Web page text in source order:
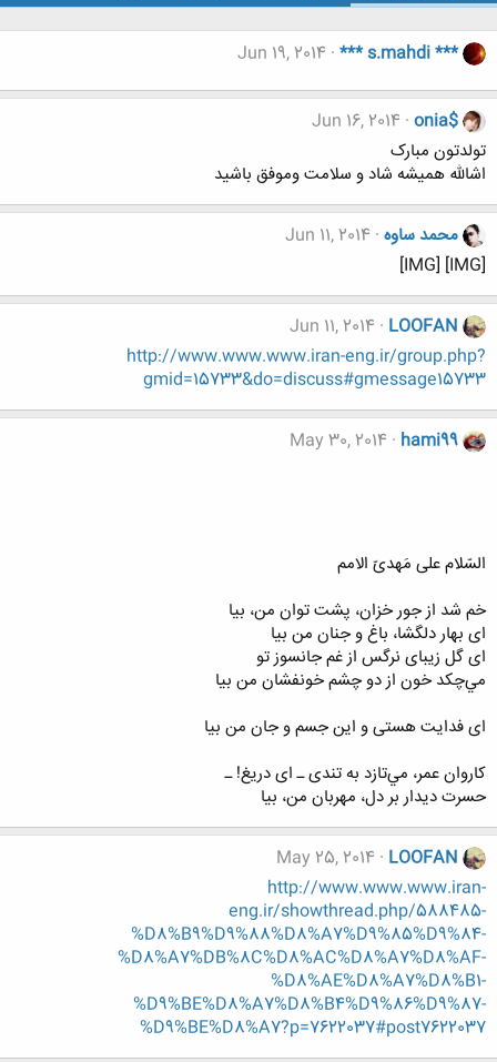
*** s.mahdi ***
Jun 19, 2014
onia$
Jun 16, 2014
تولدتون مبارک
اشالله همیشه شاد و سلامت وموفق باشید
محمد ساوه Jun 11, 2014
[IMG] [IMG]
LOOFAN
Jun 11, 2014
http://www.www.www.iran-eng.ir/group.php?
gmid=15733&do=discuss#gmessage15733
hami99
May 30, 2014
السّلام علی مَهدیّ الامم
خم شد از جور خزان، پشت توان من، بیا
ای بهار دلگشا، باغ و جنان من بیا
ای گل زیبای نرگس از غم جانسوز تو
مي‌چكد خون از دو چشم خونفشان من بیا
ای فدایت هستی و این جسم و جان من بیا
كاروان عمر، مي‌تازد به تندی ـ ای دریغ! ـ
حسرت دیدار بر دل، مهربان من، بیا
LOOFAN
May 25, 2014
http://www.www.www.iran-
eng.ir/showthread.php/588485-
%D8%B9%D9%88%D8%A7%D9%85%D9%84-
%D8%A7%DB%8C%D8%AC%D8%A7%D8%AF-
%D8%AE%D8%A7%D8%B1-
%D9%BE%D8%A7%D8%B4%D9%86%D9%87-
%D9%BE%D8%A7?p=7622037#post7622037